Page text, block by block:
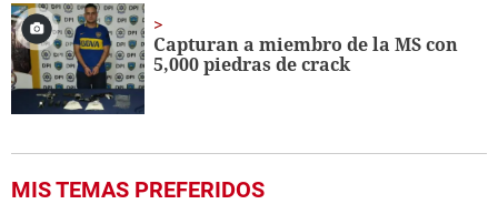
Capturan a miembro de la MS con
5,000 piedras de crack
MIS TEMAS PREFERIDOS